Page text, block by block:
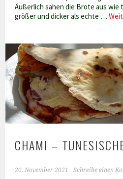
Äußerlich sahen die Brote aus wie
größer und dicker als echte …
CHAMI –
20. November 2021 Schreibe einen